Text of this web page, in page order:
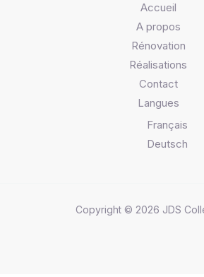
Accueil
A propos
Rénovation
Réalisations
Contact
Langues
Français
Deutsch
Copyright © 2026 JDS